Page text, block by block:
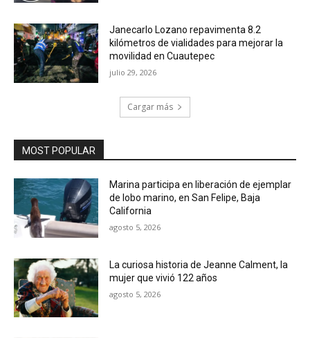
Janecarlo Lozano repavimenta 8.2
kilómetros de vialidades para mejorar la
movilidad en Cuautepec
julio 29, 2026
Cargar más
MOST POPULAR
Marina participa en liberación de ejemplar
de lobo marino, en San Felipe, Baja
California
agosto 5, 2026
La curiosa historia de Jeanne Calment, la
mujer que vivió 122 años
agosto 5, 2026